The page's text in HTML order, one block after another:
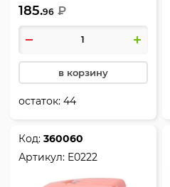
антистеплер, ассорти 4
вида, Компакт, Пастель,
Erich Krause, 61734
185.96 ₽
в корзину
остаток:44
Код:360060
Артикул: E0222